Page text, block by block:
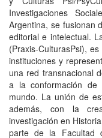
Investigaciones
Argentina, se fusionan
editorial e intelectual.
(Praxis-CulturasPsi),
instituciones y
una red transnacional
a la conformación de
mundo. La unión de
además, con la
investigación en
parte de la Facultad